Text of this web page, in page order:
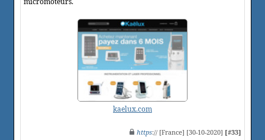
kaelux.com
https:// [France] [30-10-2020] [#33]